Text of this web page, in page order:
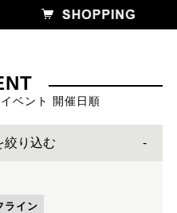
ベント 開催日順
絞り込む
ライン